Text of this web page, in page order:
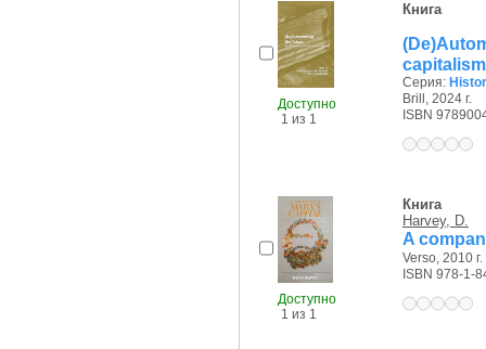
Доступно
1 из 1
Книга
Серия:
Brill, 2024 г.
ISBN
Доступно
1 из 1
Книга
Harvey, D.
A
Verso, 2010 г.
ISBN 978-1-